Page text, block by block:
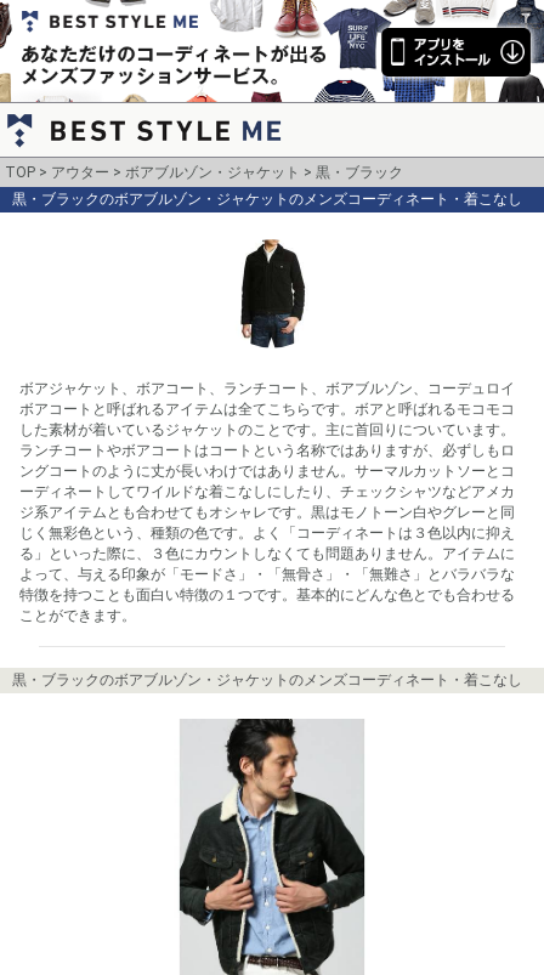
TOP アウター ボアブルゾン・ジャケット
黒・ブラック
黒・ブラックのボアブルゾン・ジャケットのメンズコーディネート・着こなし
ボアジャケット、ボアコート、ランチコート、ボアブルゾン、コーデュロイ
ボアコートと呼ばれるアイテムは全てこちらです。ボアと呼ばれるモコモコ
した素材が着いているジャケットのことです。主に首回りについています。
ランチコートやボアコートはコートという名称ではありますが、必ずしもロ
ングコートのように丈が長いわけではありません。サーマルカットソーとコ
ーディネートしてワイルドな着こなしにしたり、チェックシャツなどアメカ
ジ系アイテムとも合わせてもオシャレです。黒はモノトーン白やグレーと同
じく無彩色という、種類の色です。よく「コーディネートは３色以内に抑え
る」といった際に、３色にカウントしなくても問題ありません。アイテムに
よって、与える印象が「モードさ」・「無骨さ」・「無難さ」とバラバラな
特徴を持つことも面白い特徴の１つです。基本的にどんな色とでも合わせる
ことができます。
黒・ブラックのボアブルゾン・ジャケットのメンズコーディネート・着こなし